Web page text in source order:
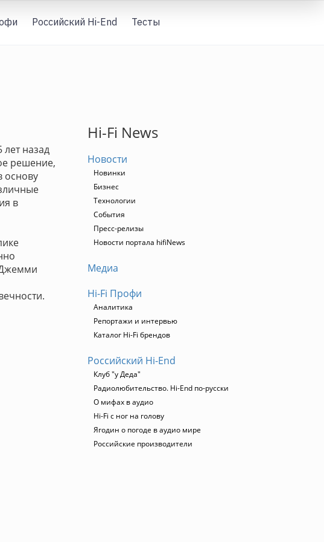
Российский Hi-End Тесты
назад
решение,
основу
в
Джемми
Hi-Fi News
Новости
Новинки
Бизнес
Технологии
События
Пресс-релизы
Новости портала hifiNews
Медиа
Hi-Fi Профи
Аналитика
Репортажи и интервью
Каталог Hi-Fi брендов
Российский Hi-End
Клуб "у Деда"
Радиолюбительство. Hi-End по-русски
О мифах в аудио
Hi-Fi с ног на голову
Ягодин о погоде в аудио мире
Российские производители